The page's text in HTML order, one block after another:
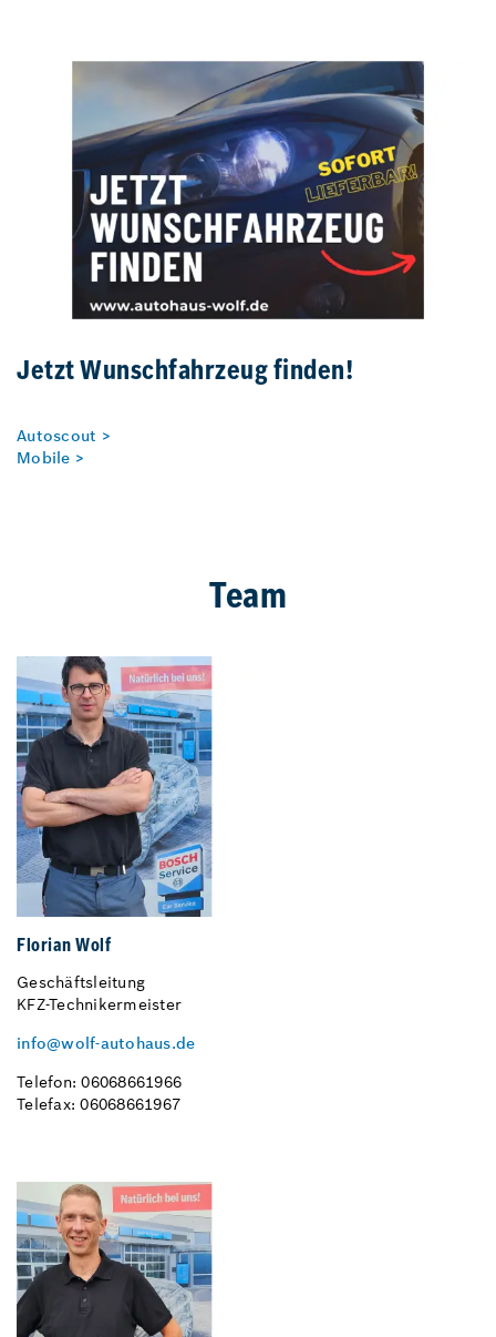
Jetzt Wunschfahrzeug finden!
Autoscout >
Mobile >
Team
Florian Wolf
Geschäftsleitung
KFZ-Technikermeister
info@wolf-autohaus.de
Telefon: 06068661966
Telefax: 06068661967